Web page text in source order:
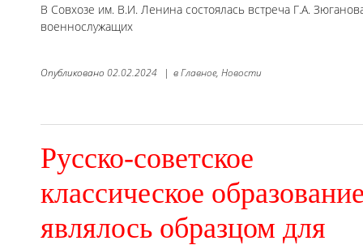
В Совхозе им. В.И. Ленина состоялась встреча Г.А.
военнослужащих
Опубликовано 02.02.2024 | вГлавное, Новости
Русско-советское
классическое
являлось образцом для